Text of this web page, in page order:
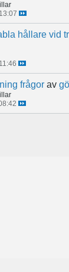
hållare vid
frågor av